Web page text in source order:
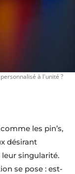
à l'unité ?
les pin’s,
désirant
singularité.
se pose : est-